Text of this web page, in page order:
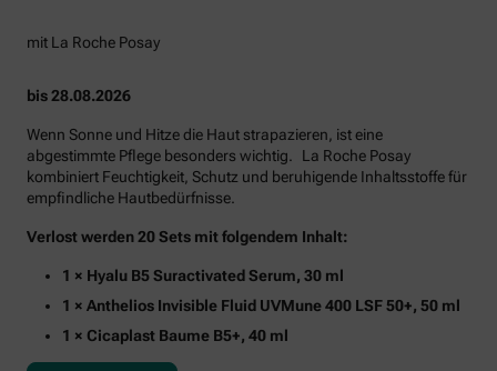
mit La Roche Posay
bis 28.08.2026
Wenn Sonne und Hitze die Haut strapazieren, ist eine
abgestimmte Pflege besonders wichtig. La Roche Posay
kombiniert Feuchtigkeit, Schutz und beruhigende Inhaltsstoffe für
empfindliche Hautbedürfnisse.
Verlost werden 20 Sets mit folgendem Inhalt:
1 × Hyalu B5 Suractivated Serum, 30 ml
1 × Anthelios Invisible Fluid UVMune 400 LSF 50+, 50 ml
1 × Cicaplast Baume B5+, 40 ml